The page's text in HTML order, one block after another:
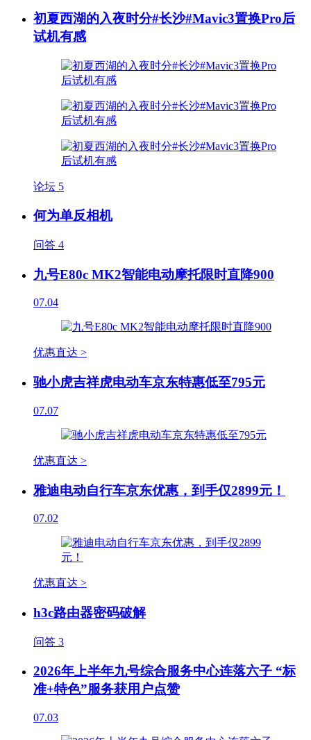
初夏西湖的入夜时分#长沙#Mavic3置换Pro后
试机有感
论坛 5
何为单反相机
问答 4
九号E80c MK2智能电动摩托限时直降900
07.04
优惠直达 >
驰小虎吉祥虎电动车京东特惠低至795元
07.07
优惠直达 >
雅迪电动自行车京东优惠，到手仅2899元！
07.02
优惠直达 >
h3c路由器密码破解
问答 3
2026年上半年九号综合服务中心连落六子 “标
准+特色”服务获用户点赞
07.03